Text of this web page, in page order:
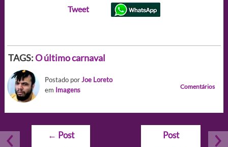
Tweet
TAGS:O último carnaval
Postado porJoe Loreto
em Imagens Comentários
Navegação
← Post
Post